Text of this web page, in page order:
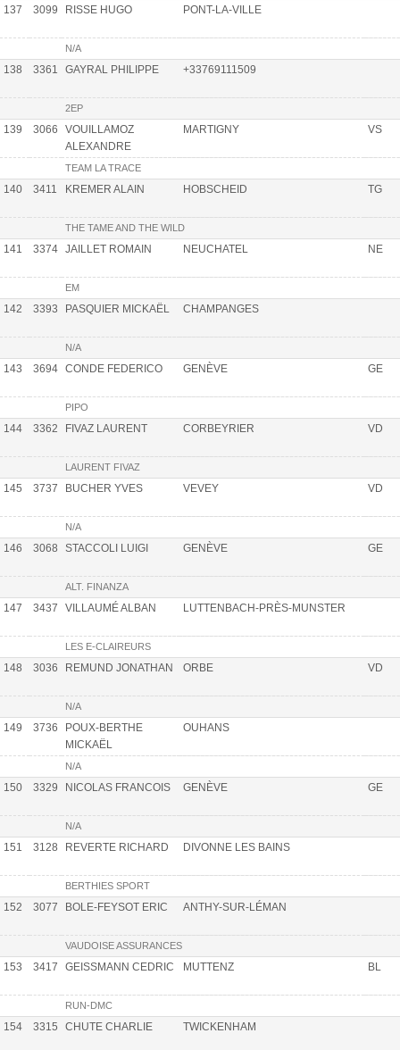
137 3099 RISSE HUGO PONT-LA-VILLE
N/A
138 3361 GAYRAL PHILIPPE +33769111509
2EP
139 3066
VOUILLAMOZ
ALEXANDRE
MARTIGNY VS
TEAM LA TRACE
140 3411 KREMER ALAIN HOBSCHEID TG
THE TAME AND THE WILD
141 3374 JAILLET ROMAIN NEUCHATEL NE
EM
142 3393 PASQUIER MICKAËL CHAMPANGES
N/A
143 3694 CONDE FEDERICO GENÈVE GE
PIPO
144 3362 FIVAZ LAURENT CORBEYRIER VD
LAURENT FIVAZ
145 3737 BUCHER YVES VEVEY VD
N/A
146 3068 STACCOLI LUIGI GENÈVE GE
ALT. FINANZA
147 3437 VILLAUMÉ ALBAN LUTTENBACH-PRÈS-MUNSTER
LES E-CLAIREURS
148 3036 REMUND JONATHAN ORBE VD
N/A
149 3736
POUX-BERTHE
MICKAËL
OUHANS
N/A
150 3329 NICOLAS FRANCOIS GENÈVE GE
N/A
151 3128 REVERTE RICHARD DIVONNE LES BAINS
BERTHIES SPORT
152 3077 BOLE-FEYSOT ERIC ANTHY-SUR-LÉMAN
VAUDOISE ASSURANCES
153 3417 GEISSMANN CEDRIC MUTTENZ BL
RUN-DMC
154 3315 CHUTE CHARLIE TWICKENHAM